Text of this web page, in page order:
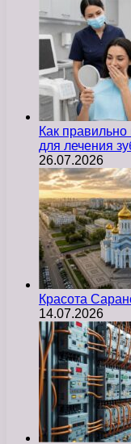
Как
для лечения
26.07.2026
Красота
14.07.2026